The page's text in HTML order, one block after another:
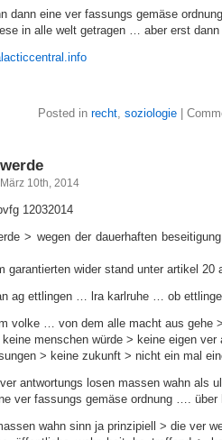
dann eine ver fassungs gemäse
in alle welt getragen … aber erst
Posted in recht soziologie
10th, 2014
12032014
> wegen der dauerhaften
garantierten wider stand unter artikel 20
ag ettlingen … lra karlruhe … ob
volke … von dem alle macht aus gehe
menschen würde > keine eigen ver
> keine zukunft > nicht ein mal
antwortungs losen massen wahn als
ver fassungs gemäse ordnung …. über
wahn sinn ja prinzipiell > die ver